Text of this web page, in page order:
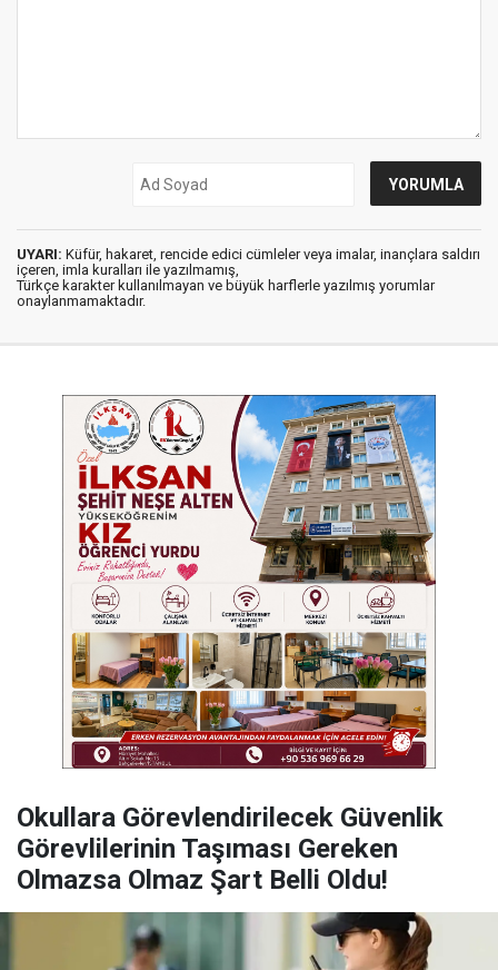
UYARI: Küfür, hakaret, rencide edici cümleler veya imalar, inançlara saldırı
içeren, imla kuralları ile yazılmamış,
Türkçe karakter kullanılmayan ve büyük harflerle yazılmış yorumlar
onaylanmamaktadır.
Okullara Görevlendirilecek Güvenlik
Görevlilerinin Taşıması Gereken
Olmazsa Olmaz Şart Belli Oldu!